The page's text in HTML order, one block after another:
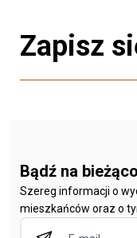
Zapisz
Bądź na
Szereg informacji o
mieszkańców oraz o